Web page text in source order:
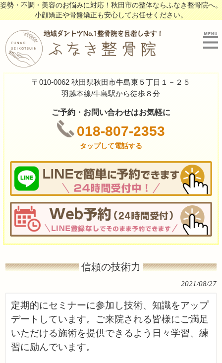
姿勢・不調・美容のお悩みに対応！秋田市の整体ならふなき整骨院へ。
小顔矯正や骨盤矯正も安心してお任せください。
〒010-0062 秋田県秋田市牛島東５丁目１－２５
羽越本線/牛島駅から徒歩８分
ご予約・お問い合わせはお気軽に
018-807-2353
タップして電話する
信頼の技術力
2021/08/27
定期的にセミナーに参加し技術、知識をアップ
デートしています。ご来院される皆様にご満足
いただける施術を提供できるよう日々学習、練
習に励んでいます。